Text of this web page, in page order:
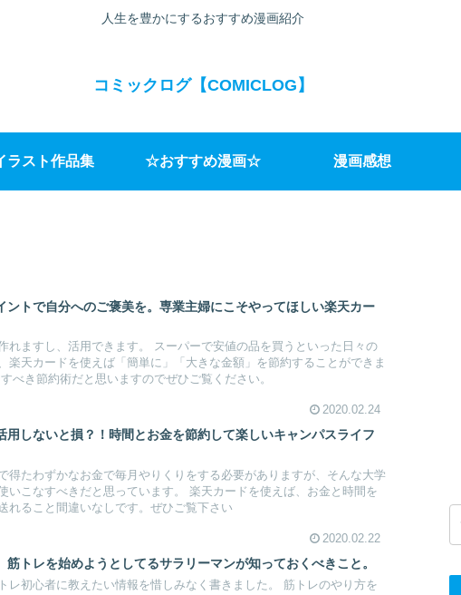
人生を豊かにするおすすめ漫画紹介
コミックログ【COMICLOG】
ラスト作品集 ☆おすすめ漫画☆ 漫画感想
ントで自分へのご褒美を。専業主婦にこそやってほしい楽天カー
れますし、活用できます。 スーパーで安値の品を買うといった日々の
楽天カードを使えば「簡単に」「大きな金額」を節約することができま
べき節約術だと思いますのでぜひご覧ください。
2020.02.24
用しないと損？！時間とお金を節約して楽しいキャンパスライフ
得たわずかなお金で毎月やりくりをする必要がありますが、そんな大学
いこなすべきだと思っています。 楽天カードを使えば、お金と時間を
れること間違いなしです。ぜひご覧下さい
2020.02.22
トレを始めようとしてるサラリーマンが知っておくべきこと。
レ初心者に教えたい情報を惜しみなく書きました。 筋トレのやり方を